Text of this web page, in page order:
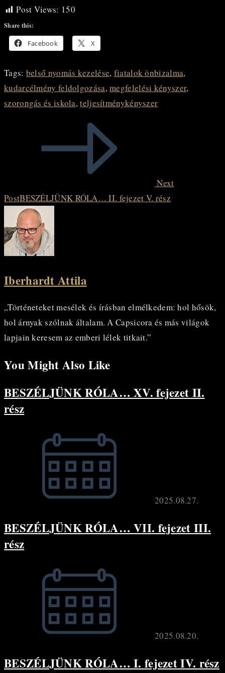
Post Views: 150
Share this:
Facebook X
Tags: belső nyomás kezelése, fiatalok önbizalma,
kudarcélmény feldolgozása,megfelelési kényszer,
szorongás és iskola,teljesítménykényszer
Next
PostBESZÉLJÜNK RÓLA… II. fejezet V. rész
Iberhardt Attila
„Történeteket mesélek és írásban elmélkedem: hol hősök,
hol árnyak szólnak általam. A Capsicora és más világok
lapjain keresem az emberi lélek titkait.”
You Might Also Like
BESZÉLJÜNK RÓLA… XV. fejezet II.
rész
2025.08.27.
BESZÉLJÜNK RÓLA… VII. fejezet III.
rész
2025.08.20.
BESZÉLJÜNK RÓLA… I. fejezet IV. rész